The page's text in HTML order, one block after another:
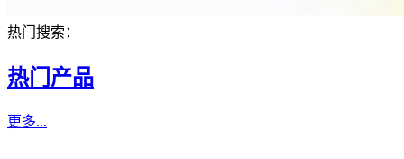
热门搜索：
热门产品
更多...